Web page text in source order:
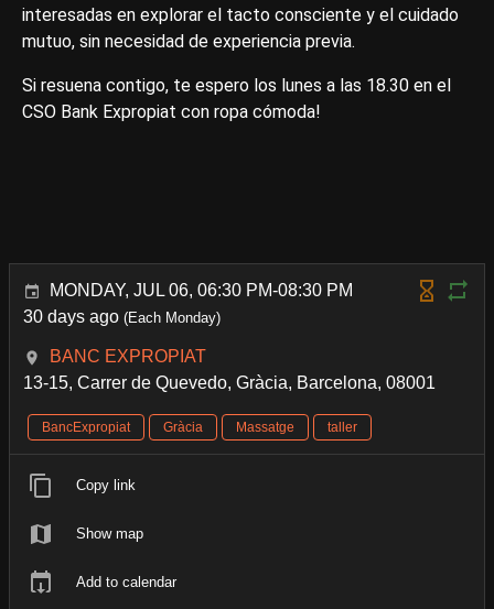
interesadas en explorar el tacto consciente y el cuidado
mutuo, sin necesidad de experiencia previa.
Si resuena contigo, te espero los lunes a las 18.30 en el
CSO Bank Expropiat con ropa cómoda!
MONDAY, JUL 06, 06:30 PM-08:30 PM
30 days ago (Each Monday)
BANC EXPROPIAT
13-15, Carrer de Quevedo, Gràcia, Barcelona, 08001
BancExpropiat Gràcia Massatge taller
Copy link
Show map
Add to calendar